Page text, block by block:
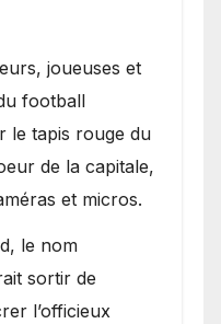
joueuses et
football
le tapis rouge du
de la capitale,
et micros.
le nom
sortir de
l’officieux